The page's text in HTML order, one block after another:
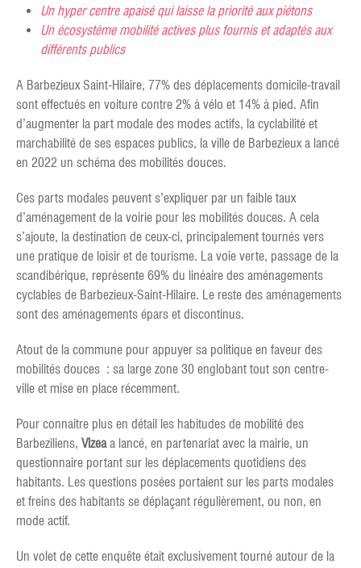
Un hyper centre apaisé qui laisse la priorité aux piétons
Un écosystème mobilité actives plus fournis et adaptés aux
différents publics
A Barbezieux Saint-Hilaire, 77% des déplacements domicile-travail
sont effectués en voiture contre 2% à vélo et 14% à pied. Afin
d’augmenter la part modale des modes actifs, la cyclabilité et
marchabilité de ses espaces publics, la ville de Barbezieux a lancé
en 2022 un schéma des mobilités douces.
Ces parts modales peuvent s’expliquer par un faible taux
d’aménagement de la voirie pour les mobilités douces. A cela
s’ajoute, la destination de ceux-ci, principalement tournés vers
une pratique de loisir et de tourisme. La voie verte, passage de la
scandibérique, représente 69% du linéaire des aménagements
cyclables de Barbezieux-Saint-Hilaire. Le reste des aménagements
sont des aménagements épars et discontinus.
Atout de la commune pour appuyer sa politique en faveur des
mobilités douces : sa large zone 30 englobant tout son centre-
ville et mise en place récemment.
Pour connaitre plus en détail les habitudes de mobilité des
Barbeziliens, Vizeaa lancé, en partenariat avec la mairie, un
questionnaire portant sur les déplacements quotidiens des
habitants. Les questions posées portaient sur les parts modales
et freins des habitants se déplaçant régulièrement, ou non, en
mode actif.
Un volet de cette enquête était exclusivement tourné autour de la